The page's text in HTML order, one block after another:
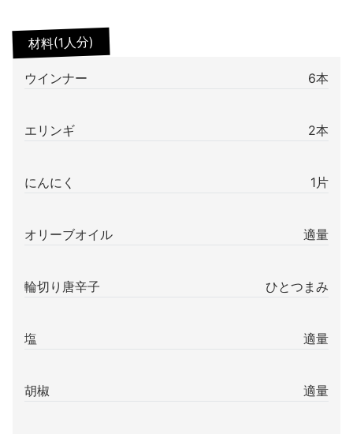
材料(1人分)
ウインナー 6本
エリンギ 2本
にんにく 1片
オリーブオイル 適量
輪切り唐辛子 ひとつまみ
塩 適量
胡椒 適量